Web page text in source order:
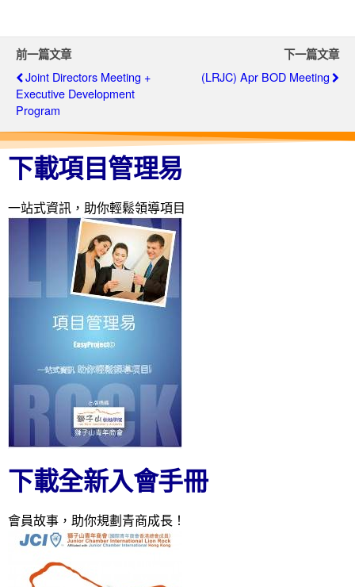
前一篇文章
Joint Directors Meeting +
Executive Development
Program
下一篇文章
(LRJC) Apr BOD Meeting
下載項目管理易
一站式資訊，助你輕鬆領導項目
下載全新入會手冊
會員故事，助你規劃青商成長！